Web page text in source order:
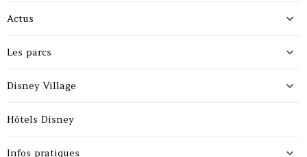
Actus
Les parcs
Disney Village
Hôtels Disney
Infos pratiques